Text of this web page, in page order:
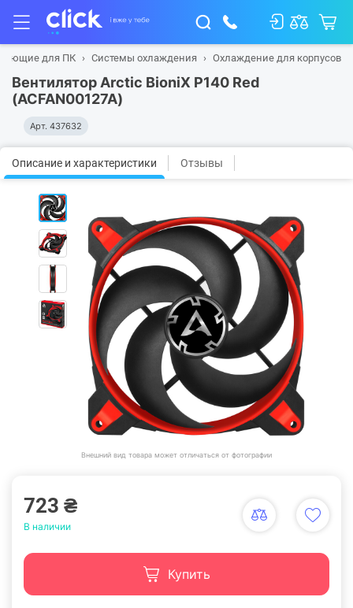
для ПК Системы охлаждения Охлаждение для корпусов
Вентилятор Arctic BioniX P140 Red
(ACFAN00127A)
Арт. 437632
Описание и характеристики Отзывы
Внешний вид товара может отличаться от фотографии
723 ₴
В наличии
Купить